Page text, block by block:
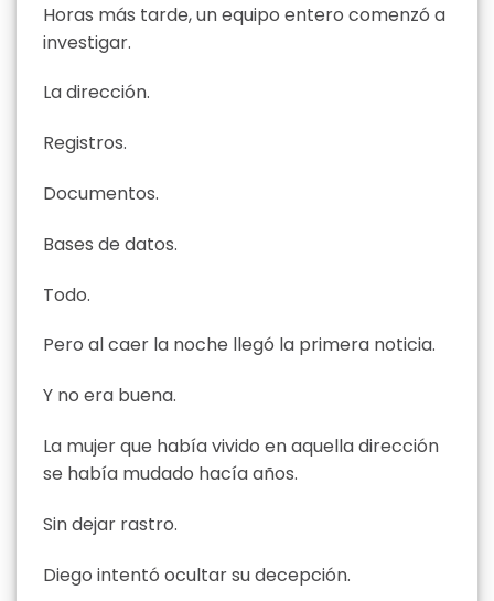
Horas más tarde, un equipo entero comenzó a
investigar.
La dirección.
Registros.
Documentos.
Bases de datos.
Todo.
Pero al caer la noche llegó la primera noticia.
Y no era buena.
La mujer que había vivido en aquella dirección
se había mudado hacía años.
Sin dejar rastro.
Diego intentó ocultar su decepción.